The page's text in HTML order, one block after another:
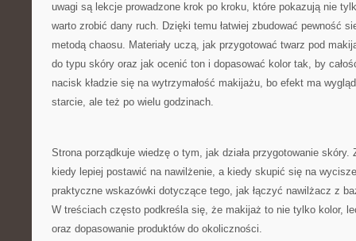
uwagi są lekcje prowadzone krok po kroku, które pokazują nie
warto zrobić dany ruch. Dzięki temu łatwiej zbudować pewność
metodą chaosu. Materiały uczą, jak przygotować twarz pod
do typu skóry oraz jak ocenić ton i dopasować kolor tak, by
nacisk kładzie się na wytrzymałość makijażu, bo efekt ma
starcie, ale też po wielu godzinach.
Strona porządkuje wiedzę o tym, jak działa przygotowanie skóry.
kiedy lepiej postawić na nawilżenie, a kiedy skupić się na
praktyczne wskazówki dotyczące tego, jak łączyć nawilżacz z
W treściach często podkreśla się, że makijaż to nie tylko kolor,
oraz dopasowanie produktów do okoliczności.